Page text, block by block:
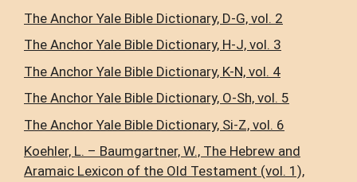
The Anchor Yale Bible Dictionary, D-G, vol. 2
The Anchor Yale Bible Dictionary, H-J, vol. 3
The Anchor Yale Bible Dictionary, K-N, vol. 4
The Anchor Yale Bible Dictionary, O-Sh, vol. 5
The Anchor Yale Bible Dictionary, Si-Z, vol. 6
Koehler, L. – Baumgartner, W., The Hebrew and
Aramaic Lexicon of the Old Testament (vol. 1),